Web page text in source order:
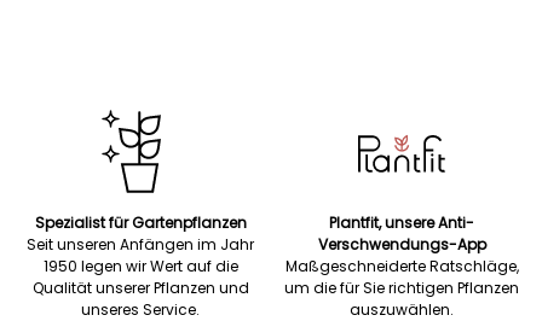
Spezialist für Gartenpflanzen
Seit unseren Anfängen im Jahr
1950 legen wir Wert auf die
Qualität unserer Pflanzen und
unseres Service.
Plantfit, unsere Anti-
Verschwendungs-App
Maßgeschneiderte Ratschläge,
um die für Sie richtigen Pflanzen
auszuwählen.